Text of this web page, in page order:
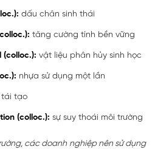
dấu chân sinh thái
tăng cường tính bền vững
vật liệu phân hủy sinh học
nhựa sử dụng một lần
tái tạo
(colloc.): sự suy thoái môi trường
các doanh nghiệp nên sử dụng